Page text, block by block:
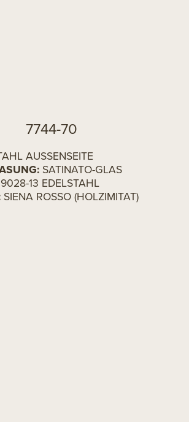
7744-70
AUSSENSEITE
SATINATO-GLAS
13 EDELSTAHL
SIENA ROSSO (HOLZIMITAT)